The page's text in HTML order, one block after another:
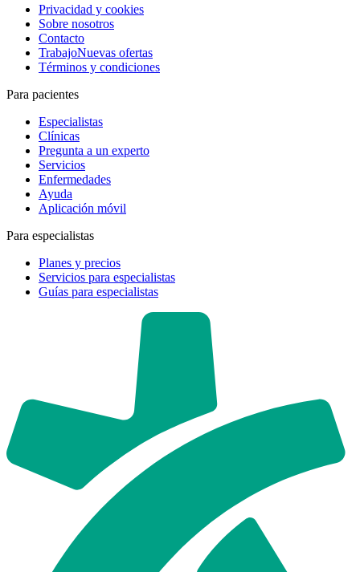
Privacidad y cookies
Sobre nosotros
Contacto
TrabajoNuevas ofertas
Términos y condiciones
Para pacientes
Especialistas
Clínicas
Pregunta a un experto
Servicios
Enfermedades
Ayuda
Aplicación móvil
Para especialistas
Planes y precios
Servicios para especialistas
Guías para especialistas